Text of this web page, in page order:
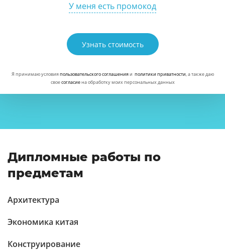
У меня есть промокод
Узнать стоимость
Я принимаю условияпользовательского соглашенияи политики приватности, а также даю
своесогласиена обработку моих персональных данных
Дипломные работы по
предметам
Архитектура
Экономика китая
Конструирование